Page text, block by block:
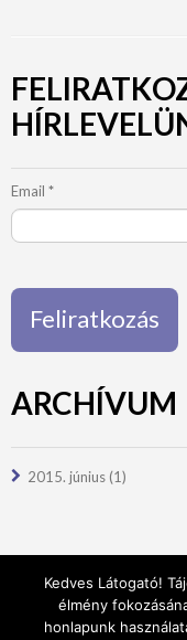
Email *
ARCHÍVUM
2015. június (1)
Kedves Látogató!
élmény
honlapunk